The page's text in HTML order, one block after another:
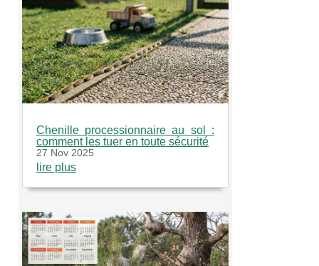
Chenille processionnaire au sol :
comment les tuer en toute sécurité
27 Nov 2025
lire plus